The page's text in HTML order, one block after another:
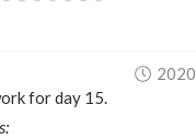
for day 15.